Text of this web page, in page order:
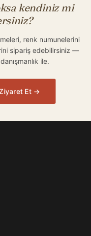
kendiniz mi
renk numunelerini
sipariş edebilirsiniz —
ile.
Et →